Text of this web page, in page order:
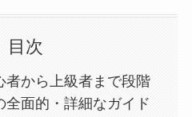
目次
者から上級者まで段階
全面的・詳細なガイド